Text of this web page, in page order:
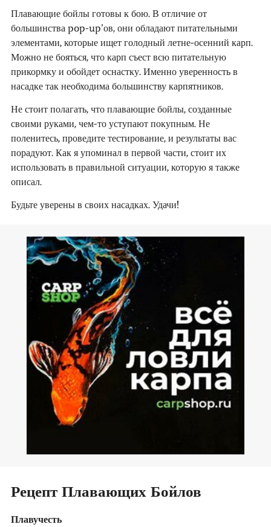
Плавающие бойлы готовы к бою. В отличие от
большинства pop-up’ов, они обладают питательными
элементами, которые ищет голодный летне-осенний карп.
Можно не бояться, что карп съест всю питательную
прикормку и обойдет оснастку. Именно уверенность в
насадке так необходима большинству карпятников.
Не стоит полагать, что плавающие бойлы, созданные
своими руками, чем-то уступают покупным. Не
поленитесь, проведите тестирование, и результаты вас
порадуют. Как я упоминал в первой части, стоит их
использовать в правильной ситуации, которую я также
описал.
Будьте уверены в своих насадках. Удачи!
Рецепт Плавающих Бойлов
Плавучесть